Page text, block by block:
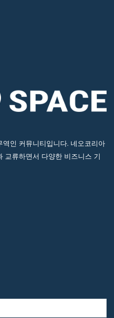
인 커뮤니티입니다. 네오코리아
교류하면서 다양한 비즈니스 기